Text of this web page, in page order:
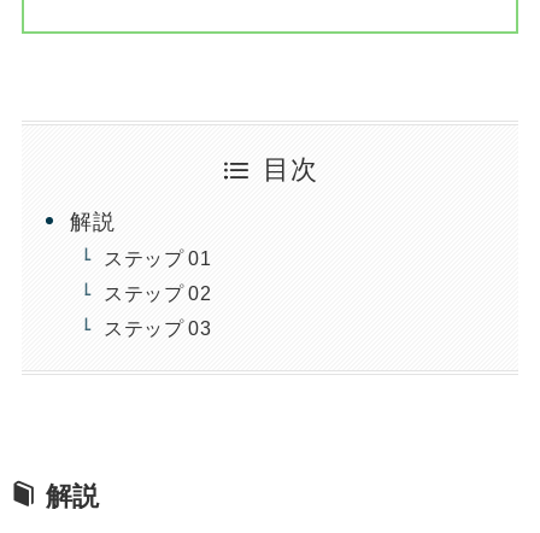
目次
解説
ステップ 01
ステップ 02
ステップ 03
解説